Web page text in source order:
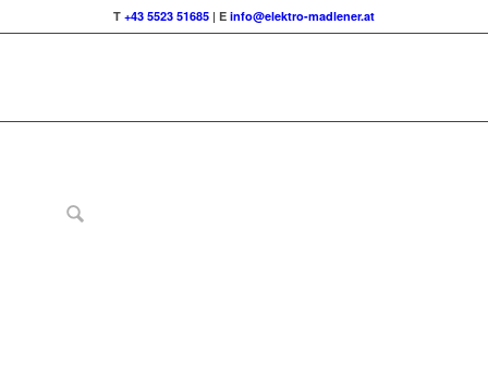
T +43 5523 51685| E info@elektro-madlener.at